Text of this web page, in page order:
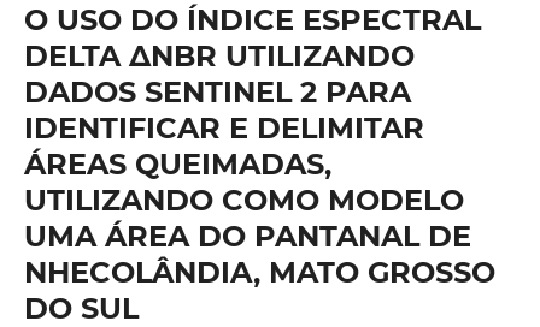
O USO DO ÍNDICE ESPECTRAL
DELTA ΔNBR UTILIZANDO
DADOS SENTINEL 2 PARA
IDENTIFICAR E DELIMITAR
ÁREAS QUEIMADAS,
UTILIZANDO COMO MODELO
UMA ÁREA DO PANTANAL DE
NHECOLÂNDIA, MATO GROSSO
DO SUL